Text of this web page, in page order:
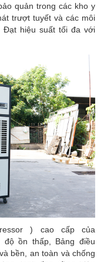
quản trong các kho y
trượt tuyết và các môi
Đạt hiệu suất tối đa với
) cao cấp của
độ ồn thấp, Bảng điều
bền, an toàn và chống